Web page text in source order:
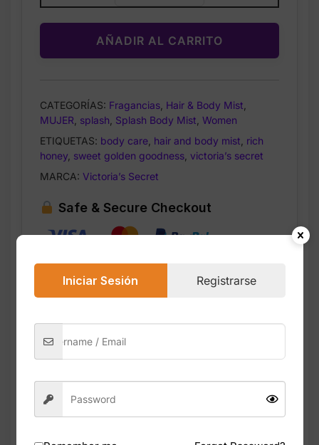
Rich
Honey
Hair
&
cantidad
AÑADIR AL CARRITO
CATEGORÍAS: Fragancias Hair & Body Mist
MUJER splash Splash Body Mist Women
ETIQUETAS: body care hair and body mist rich
honey sweet golden goodness victoria’s secret
MARCA: Victoria’s Secret
Safe & Secure Checkout
El Rich Honey Hair & Body Mist de Victoria’s
Secret es una bruma ligera diseñada para
Iniciar Sesión Registrarse